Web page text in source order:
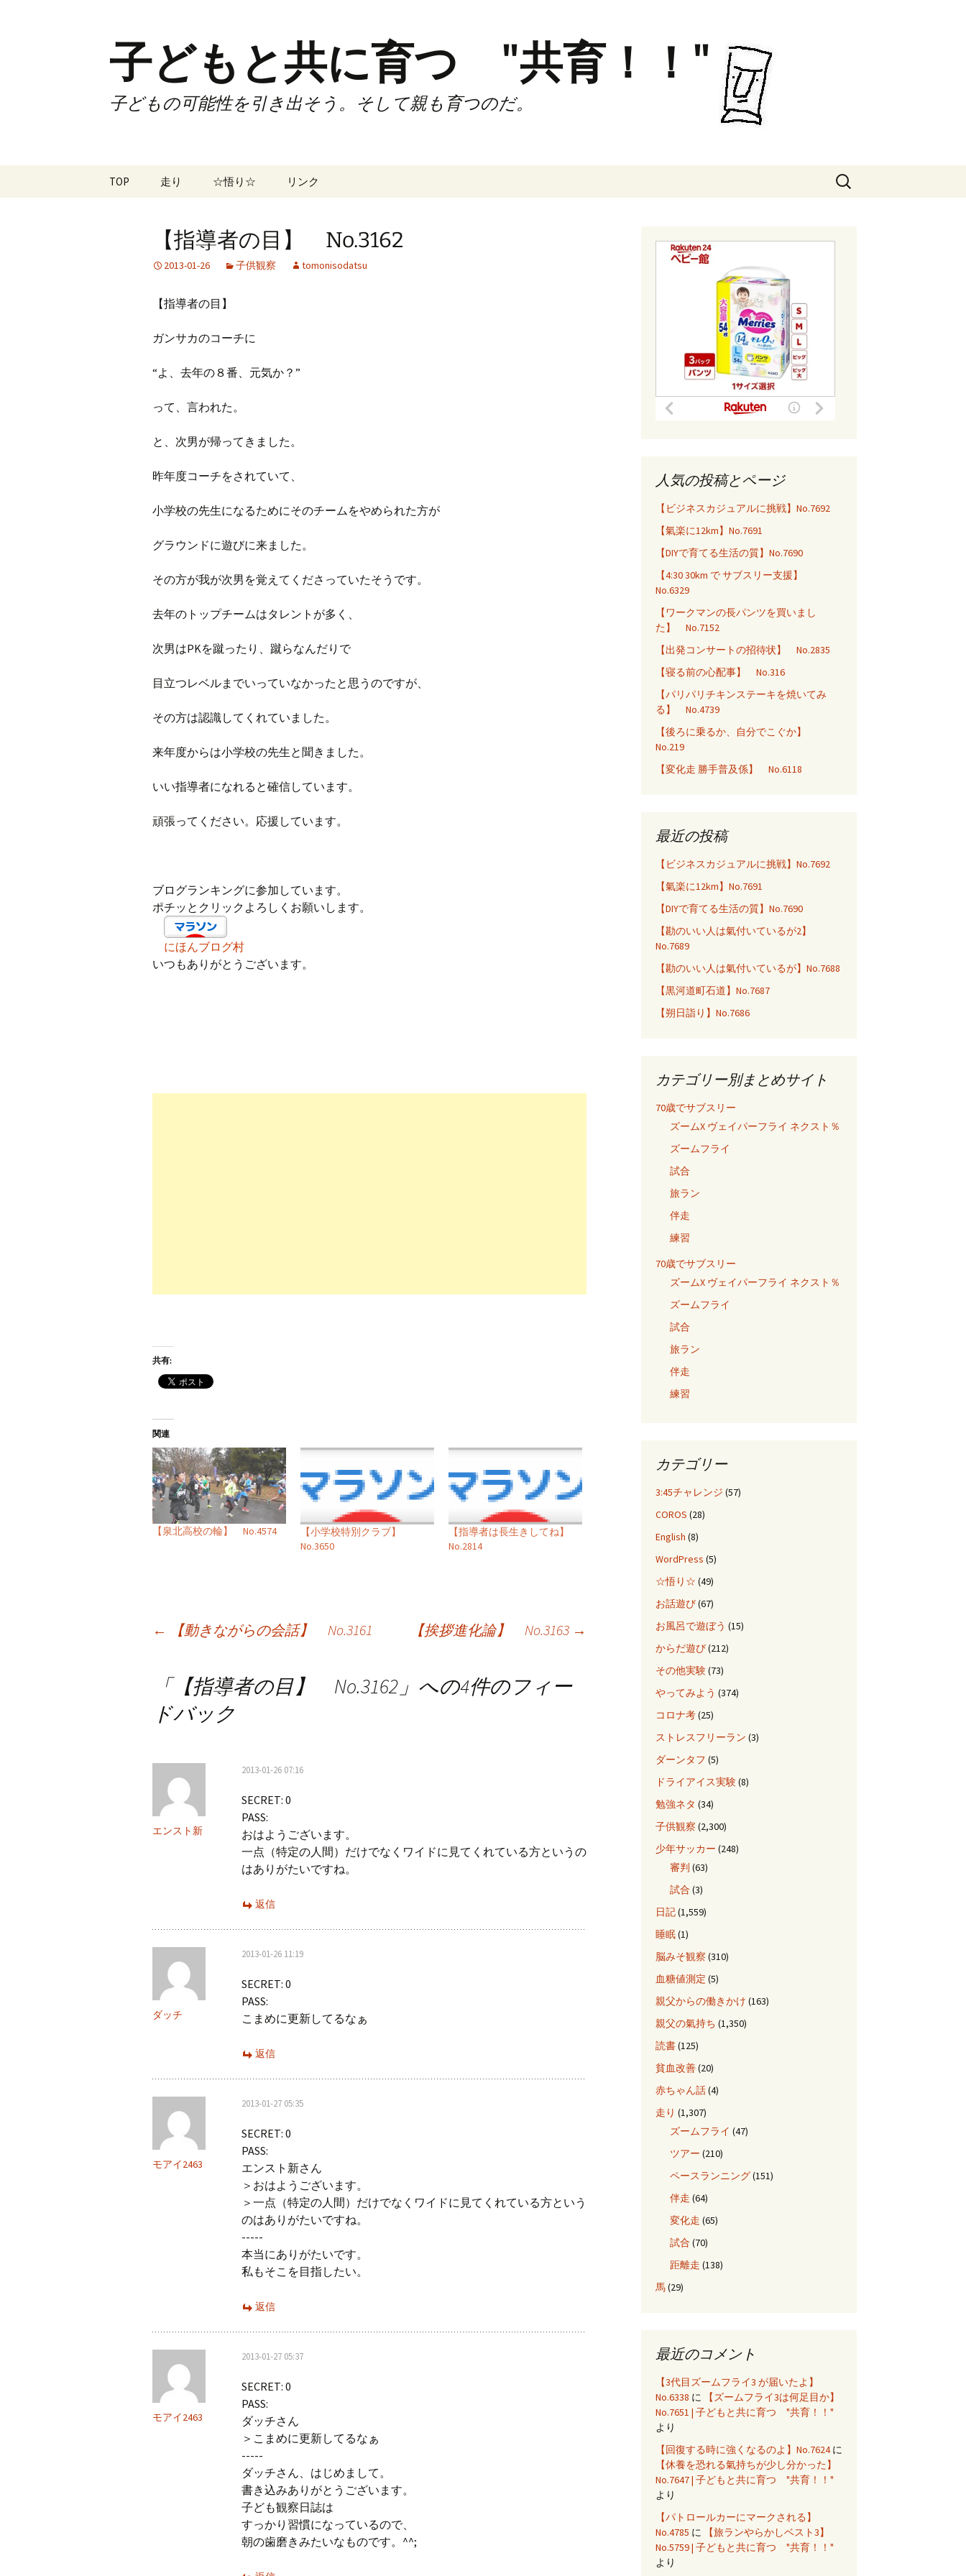
子どもと共に育つ "共育！！"
子どもの可能性を引き出そう。そして親も育つのだ。
TOP 走り
試合
☆悟り☆ リンク
旧ブログ(楽天日誌)
検
索:
【指導者の目】 No.3162
2013-01-26 子供観察 tomonisodatsu
【指導者の目】
ガンサカのコーチに
“よ、去年の８番、元気か？”
って、言われた。
と、次男が帰ってきました。
昨年度コーチをされていて、
小学校の先生になるためにそのチームをやめられた方が
グラウンドに遊びに来ました。
その方が我が次男を覚えてくださっていたそうです。
去年のトップチームはタレントが多く、
次男はPKを蹴ったり、蹴らなんだりで
目立つレベルまでいっていなかったと思うのですが、
その方は認識してくれていました。
来年度からは小学校の先生と聞きました。
いい指導者になれると確信しています。
頑張ってください。応援しています。
ブログランキングに参加しています。
ポチッとクリックよろしくお願いします。
にほんブログ村
いつもありがとうございます。
共有:
関連
【泉北高校の輪】 No.4574
【小学校特別クラブ】
No.3650
【指導者は長生きしてね】
No.2814
← 【動きながらの会話】 No.3161 【挨拶進化論】 No.3163 →
「【指導者の目】 No.3162 」への4件のフィー
ドバック
エンスト新
2013-01-26 07:16
SECRET: 0
PASS:
おはようございます。
一点（特定の人間）だけでなくワイドに見てくれている方というの
はありがたいですね。
返信
ダッチ
2013-01-26 11:19
SECRET: 0
PASS:
こまめに更新してるなぁ
返信
モアイ2463
2013-01-27 05:35
SECRET: 0
PASS:
エンスト新さん
＞おはようございます。
＞一点（特定の人間）だけでなくワイドに見てくれている方という
のはありがたいですね。
-----
本当にありがたいです。
私もそこを目指したい。
返信
モアイ2463
2013-01-27 05:37
SECRET: 0
PASS:
ダッチさん
＞こまめに更新してるなぁ
-----
ダッチさん、はじめまして。
書き込みありがとうございます。
子ども観察日誌は
すっかり習慣になっているので、
朝の歯磨きみたいなものです。^^;
人気の投稿とページ
【ビジネスカジュアルに挑戦】No.7692
【氣楽に12km】No.7691
【DIYで育てる生活の質】No.7690
【4:30 30km で サブスリー支援】
No.6329
【ワークマンの長パンツを買いまし
た】 No.7152
【出発コンサートの招待状】 No.2835
【寝る前の心配事】 No.316
【パリパリチキンステーキを焼いてみ
る】 No.4739
【後ろに乗るか、自分でこぐか】
No.219
【変化走 勝手普及係】 No.6118
最近の投稿
【ビジネスカジュアルに挑戦】No.7692
【氣楽に12km】No.7691
【DIYで育てる生活の質】No.7690
【勘のいい人は氣付いているが2】
No.7689
【勘のいい人は氣付いているが】No.7688
【黒河道町石道】No.7687
【朔日詣り】No.7686
カテゴリー別まとめサイト
70歳でサブスリー
ズームX ヴェイパーフライ ネクスト％
ズームフライ
試合
旅ラン
伴走
練習
70歳でサブスリー
ズームX ヴェイパーフライ ネクスト％
ズームフライ
試合
旅ラン
伴走
練習
カテゴリー
3:45チャレンジ (57)
COROS (28)
English (8)
WordPress (5)
☆悟り☆ (49)
お話遊び(67)
お風呂で遊ぼう (15)
からだ遊び(212)
その他実験(73)
やってみよう (374)
コロナ考(25)
ストレスフリーラン (3)
ダーンタフ (5)
ドライアイス実験(8)
勉強ネタ (34)
子供観察 (2,300)
少年サッカー (248)
審判 (63)
試合 (3)
日記(1,559)
睡眠(1)
脳みそ観察 (310)
血糖値測定 (5)
親父からの働きかけ (163)
親父の氣持ち (1,350)
読書(125)
貧血改善(20)
赤ちゃん話(4)
走り (1,307)
ズームフライ (47)
ツアー (210)
ペースランニング(151)
伴走 (64)
変化走 (65)
試合 (70)
距離走 (138)
馬(29)
最近のコメント
【3代目ズームフライ3 が届いたよ】
No.6338 に
【ズームフライ3は何足目か】
No.7651 | 子どもと共に育つ "共育！！"
より
【回復する時に強くなるのよ】No.7624に
【休養を恐れる氣持ちが少し分かった】
No.7647 | 子どもと共に育つ "共育！！"
より
【パトロールカーにマークされる】
No.4785 に
【旅ランやらかしベスト3】
No.5759 | 子どもと共に育つ "共育！！"
より